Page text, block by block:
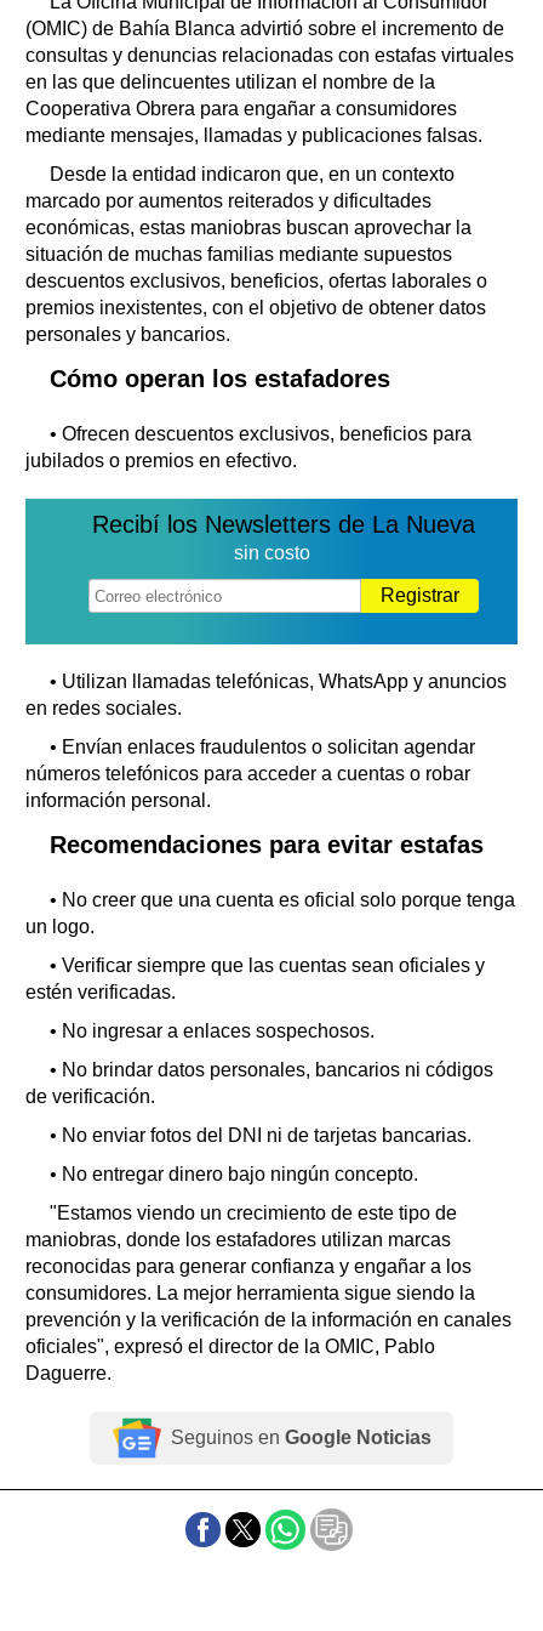
(OMIC) de Bahía Blanca advirtió sobre el incremento de
consultas y denuncias relacionadas con estafas virtuales
en las que delincuentes utilizan el nombre de la
Cooperativa Obrera para engañar a consumidores
mediante mensajes, llamadas y publicaciones falsas.
Desde la entidad indicaron que, en un contexto
marcado por aumentos reiterados y dificultades
económicas, estas maniobras buscan aprovechar la
situación de muchas familias mediante supuestos
descuentos exclusivos, beneficios, ofertas laborales o
premios inexistentes, con el objetivo de obtener datos
personales y bancarios.
Cómo operan los estafadores
• Ofrecen descuentos exclusivos, beneficios para
jubilados o premios en efectivo.
Recibí los Newsletters de La Nueva
sin costo
Registrar
• Utilizan llamadas telefónicas, WhatsApp y anuncios
en redes sociales.
• Envían enlaces fraudulentos o solicitan agendar
números telefónicos para acceder a cuentas o robar
información personal.
Recomendaciones para evitar estafas
• No creer que una cuenta es oficial solo porque tenga
un logo.
• Verificar siempre que las cuentas sean oficiales y
estén verificadas.
• No ingresar a enlaces sospechosos.
• No brindar datos personales, bancarios ni códigos
de verificación.
• No enviar fotos del DNI ni de tarjetas bancarias.
• No entregar dinero bajo ningún concepto.
"Estamos viendo un crecimiento de este tipo de
maniobras, donde los estafadores utilizan marcas
reconocidas para generar confianza y engañar a los
consumidores. La mejor herramienta sigue siendo la
prevención y la verificación de la información en canales
oficiales", expresó el director de la OMIC, Pablo
Daguerre.
Seguinos en Google Noticias